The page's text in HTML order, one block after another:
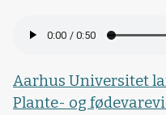
Aarhus Universitet
Plante- og